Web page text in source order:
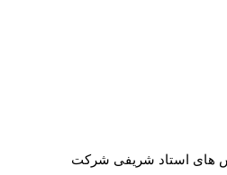
های استاد شریفی شرکت